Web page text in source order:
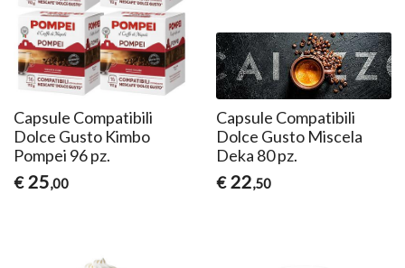
Capsule Compatibili
Dolce Gusto Kimbo
Pompei 96 pz.
€ 25,00
Capsule Compatibili
Dolce Gusto Miscela
Deka 80 pz.
€ 22,50